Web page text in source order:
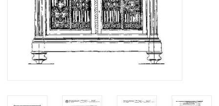
ABONNEMENT DE
MODELBOUWER
Bouwbeschrijvingen